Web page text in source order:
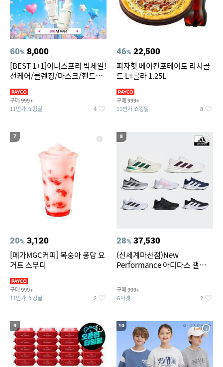
60% 8,000
[BEST 1+1]이니스프리 빅세일!
선케어/클렌징/마스크/핸드크
구매 999+
11번가 쇼킹딜 4
46% 22,500
피자헛 베이컨포테이토 리치골
드 L+콜라 1.25L
구매 999+
11번가 쇼킹딜 8
7
20% 3,120
[메가MGC커피] 복숭아 퐁당 요
거트 스무디
구매 999+
11번가 쇼킹딜 2
8
28% 37,530
(신세계마산점)New
Performance 아디다스 갤럭시
구매 999+
G마켓 2
9 10